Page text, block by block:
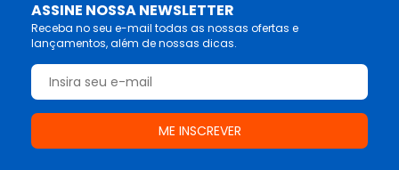
ASSINE NOSSA NEWSLETTER
Receba no seu e-mail todas as nossas ofertas e
lançamentos, além de nossas dicas.